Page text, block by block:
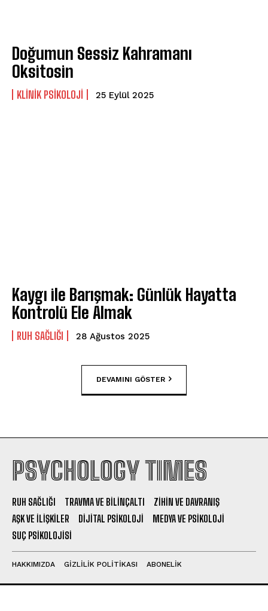
Doğumun Sessiz Kahramanı
Oksitosin
KLINIK PSIKOLOJI 25 Eylül 2025
Kaygı ile Barışmak: Günlük Hayatta
Kontrolü Ele Almak
⁠RUH SAĞLIĞI 28 Ağustos 2025
DEVAMINI GÖSTER
PSYCHOLOGY TIMES
RUH SAĞLIĞI TRAVMA VE BILINÇALTI
ZIHIN VE DAVRANIŞ
AŞK VE İLIŞKILER
DIJITAL PSIKOLOJI
MEDYA VE PSIKOLOJI
SUÇ PSIKOLOJISI
HAKKIMIZDA GIZLILIK POLITIKASI ABONELIK